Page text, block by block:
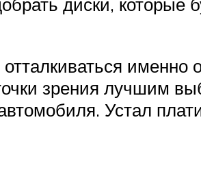
именно
зрения лучшим
Устал